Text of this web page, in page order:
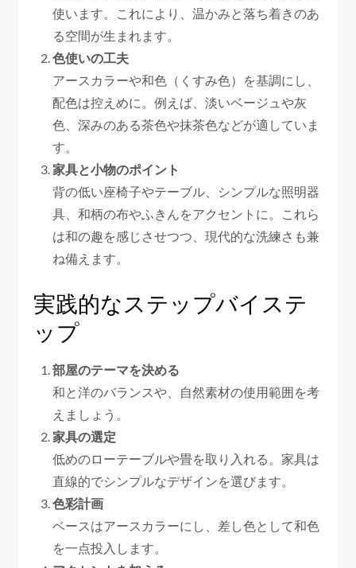
使います。これにより、温かみと落ち着きのあ
る空間が生まれます。
色使いの工夫
アースカラーや和色（くすみ色）を基調にし、
配色は控えめに。例えば、淡いベージュや灰
色、深みのある茶色や抹茶色などが適していま
す。
家具と小物のポイント
背の低い座椅子やテーブル、シンプルな照明器
具、和柄の布やふきんをアクセントに。これら
は和の趣を感じさせつつ、現代的な洗練さも兼
ね備えます。
実践的なステップバイステ
ップ
部屋のテーマを決める
和と洋のバランスや、自然素材の使用範囲を考
えましょう。
家具の選定
低めのローテーブルや畳を取り入れる。家具は
直線的でシンプルなデザインを選びます。
色彩計画
ベースはアースカラーにし、差し色として和色
を一点投入します。